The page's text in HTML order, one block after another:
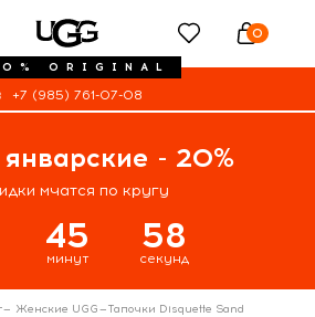
ORIGINAL
0
+7 (985) 761-07-08
- 20%
мчатся по кругу
45
минут
58
секунд
— Женские UGG—Тапочки Disquette Sand